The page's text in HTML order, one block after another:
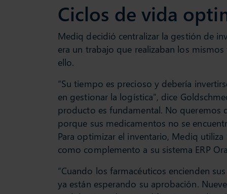
Ciclos de vida
Mediq decidió centralizar la gestión de
era un trabajo que realizaban los
ello.
“Su tiempo es precioso y debería
en gestionar la logística”, dice
producto es fundamental. No queremos
porque sus medicamentos no se
Para optimizar el inventario, Mediq
como complemento a su sistema ERP
“Cuando los farmacéuticos encienden
ya están esperando su aprobación.